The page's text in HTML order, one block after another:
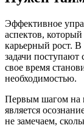
Эффективное
аспектов,
карьерный рост.
задачи поступают
свое время
необходимостью.
Первым шагом на
является
не замечаем,